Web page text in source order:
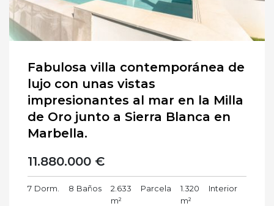
Fabulosa villa contemporánea de
lujo con unas vistas
impresionantes al mar en la Milla
de Oro junto a Sierra Blanca en
Marbella.
11.880.000 €
7 Dorm. 8 Baños
2.633
m²
Parcela
1.320
m²
Interior